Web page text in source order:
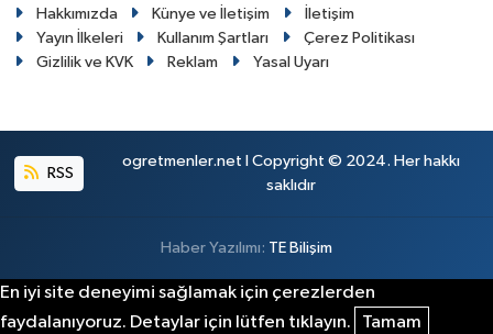
Hakkımızda Künye ve İletişim
İletişim
Yayın İlkeleri
Kullanım Şartları
Çerez Politikası
Gizlilik ve KVK
Reklam Yasal Uyarı
RSS
ogretmenler.net I Copyright © 2024. Her hakkı
saklıdır
Haber Yazılımı: TE Bilişim
En iyi site deneyimi sağlamak için çerezlerden
faydalanıyoruz. Detaylar için lütfen tıklayın.
Tamam